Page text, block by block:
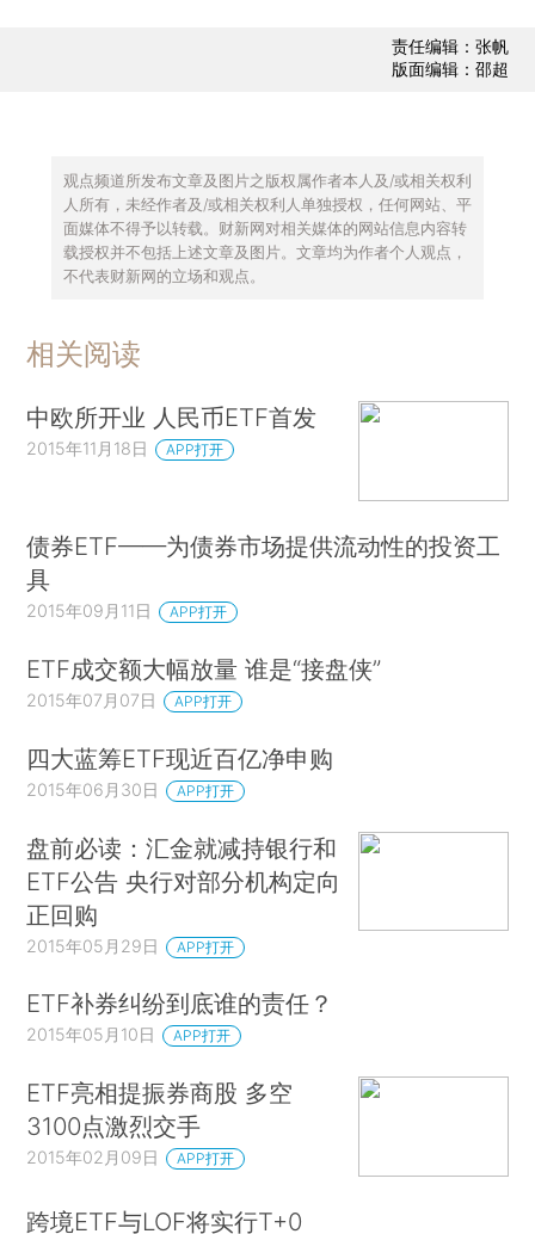
责任编辑：张帆
版面编辑：邵超
观点频道所发布文章及图片之版权属作者本人及/或相关权利
人所有，未经作者及/或相关权利人单独授权，任何网站、平
面媒体不得予以转载。财新网对相关媒体的网站信息内容转
载授权并不包括上述文章及图片。文章均为作者个人观点，
不代表财新网的立场和观点。
相关阅读
中欧所开业 人民币ETF首发
2015年11月18日 APP打开
债券ETF——为债券市场提供流动性的投资工
具
2015年09月11日 APP打开
ETF成交额大幅放量 谁是“接盘侠”
2015年07月07日 APP打开
四大蓝筹ETF现近百亿净申购
2015年06月30日 APP打开
盘前必读：汇金就减持银行和
ETF公告 央行对部分机构定向
正回购
2015年05月29日 APP打开
ETF补券纠纷到底谁的责任？
2015年05月10日 APP打开
ETF亮相提振券商股 多空
3100点激烈交手
2015年02月09日 APP打开
跨境ETF与LOF将实行T+0